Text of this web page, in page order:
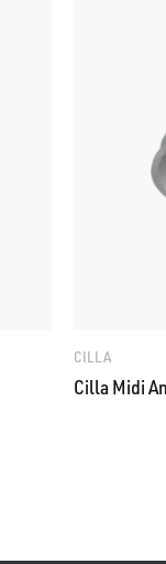
CILLA
Cilla Midi